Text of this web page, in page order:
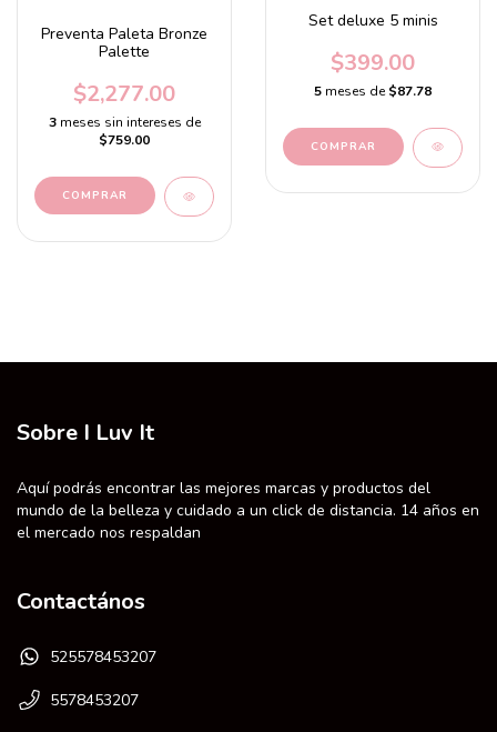
Preventa Paleta Bronze
Palette
$2,277.00
3 meses sin intereses de
$759.00
Set deluxe 5 minis
$399.00
5 meses de$87.78
Sobre I Luv It
Aquí podrás encontrar las mejores marcas y productos del
mundo de la belleza y cuidado a un click de distancia. 14 años en
el mercado nos respaldan
Contactános
525578453207
5578453207